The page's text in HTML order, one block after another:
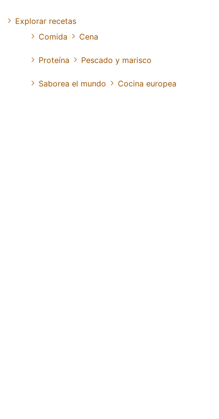
Explorar recetas
Comida
Cena
Proteína Pescado y marisco
Saborea el mundo Cocina europea